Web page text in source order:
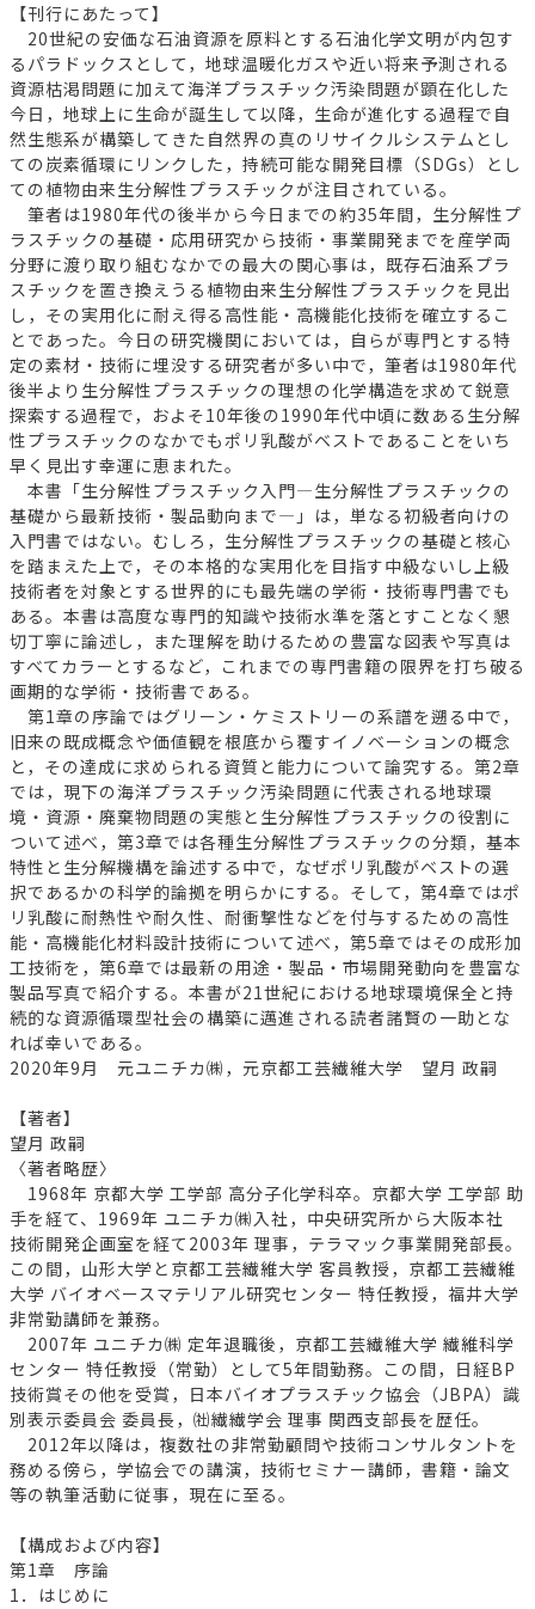
【刊行にあたって】
20世紀の安価な石油資源を原料とする石油化学文明が内包す
るパラドックスとして，地球温暖化ガスや近い将来予測される
資源枯渇問題に加えて海洋プラスチック汚染問題が顕在化した
今日，地球上に生命が誕生して以降，生命が進化する過程で自
然生態系が構築してきた自然界の真のリサイクルシステムとし
ての炭素循環にリンクした，持続可能な開発目標（SDGs）とし
ての植物由来生分解性プラスチックが注目されている。
筆者は1980年代の後半から今日までの約35年間，生分解性プ
ラスチックの基礎・応用研究から技術・事業開発までを産学両
分野に渡り取り組むなかでの最大の関心事は，既存石油系プラ
スチックを置き換えうる植物由来生分解性プラスチックを見出
し，その実用化に耐え得る高性能・高機能化技術を確立するこ
とであった。今日の研究機関においては，自らが専門とする特
定の素材・技術に埋没する研究者が多い中で，筆者は1980年代
後半より生分解性プラスチックの理想の化学構造を求めて鋭意
探索する過程で，およそ10年後の1990年代中頃に数ある生分解
性プラスチックのなかでもポリ乳酸がベストであることをいち
早く見出す幸運に恵まれた。
本書「生分解性プラスチック入門―生分解性プラスチックの
基礎から最新技術・製品動向まで―」は，単なる初級者向けの
入門書ではない。むしろ，生分解性プラスチックの基礎と核心
を踏まえた上で，その本格的な実用化を目指す中級ないし上級
技術者を対象とする世界的にも最先端の学術・技術専門書でも
ある。本書は高度な専門的知識や技術水準を落とすことなく懇
切丁寧に論述し，また理解を助けるための豊富な図表や写真は
すべてカラーとするなど，これまでの専門書籍の限界を打ち破る
画期的な学術・技術書である。
第1章の序論ではグリーン・ケミストリーの系譜を遡る中で，
旧来の既成概念や価値観を根底から覆すイノベーションの概念
と，その達成に求められる資質と能力について論究する。第2章
では，現下の海洋プラスチック汚染問題に代表される地球環
境・資源・廃棄物問題の実態と生分解性プラスチックの役割に
ついて述べ，第3章では各種生分解性プラスチックの分類，基本
特性と生分解機構を論述する中で，なぜポリ乳酸がベストの選
択であるかの科学的論拠を明らかにする。そして，第4章ではポ
リ乳酸に耐熱性や耐久性、耐衝撃性などを付与するための高性
能・高機能化材料設計技術について述べ，第5章ではその成形加
工技術を，第6章では最新の用途・製品・市場開発動向を豊富な
製品写真で紹介する。本書が21世紀における地球環境保全と持
続的な資源循環型社会の構築に邁進される読者諸賢の一助とな
れば幸いである。
2020年9月 元ユニチカ㈱，元京都工芸繊維大学 望月 政嗣
【著者】
望月 政嗣
〈著者略歴〉
1968年 京都大学 工学部 高分子化学科卒。京都大学 工学部 助
手を経て、1969年 ユニチカ㈱入社，中央研究所から大阪本社
技術開発企画室を経て2003年 理事，テラマック事業開発部長。
この間，山形大学と京都工芸繊維大学 客員教授，京都工芸繊維
大学 バイオベースマテリアル研究センター 特任教授，福井大学
非常勤講師を兼務。
2007年 ユニチカ㈱ 定年退職後，京都工芸繊維大学 繊維科学
センター 特任教授（常勤）として5年間勤務。この間，日経BP
技術賞その他を受賞，日本バイオプラスチック協会（JBPA）識
別表示委員会 委員長，㈳繊繊学会 理事 関西支部長を歴任。
2012年以降は，複数社の非常勤顧問や技術コンサルタントを
務める傍ら，学協会での講演，技術セミナー講師，書籍・論文
等の執筆活動に従事，現在に至る。
【構成および内容】
第1章 序論
1．はじめに